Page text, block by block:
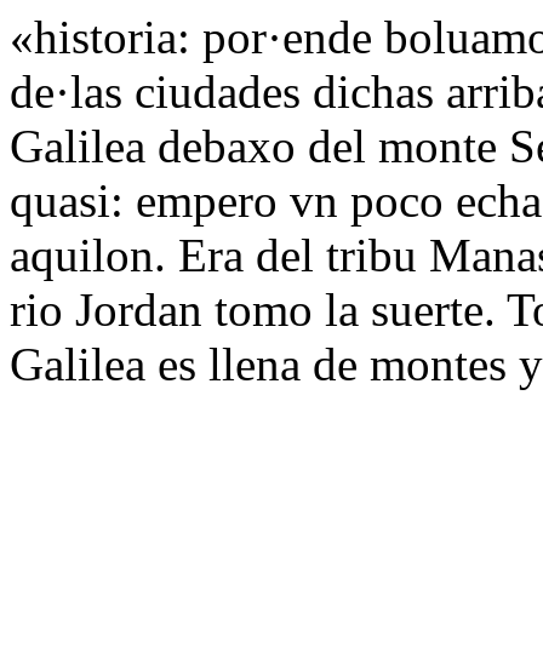
«historia: por·ende
de·las ciudades dichas
Galilea debaxo del monte
quasi: empero vn poco
aquilon. Era del tribu
rio Jordan tomo la suerte.
Galilea es llena de montes